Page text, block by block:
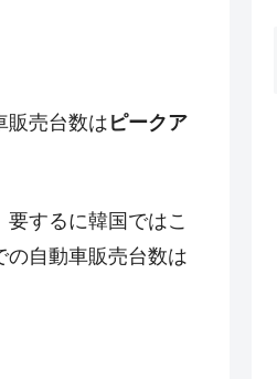
年同期比13.4倍に。
レイカーの二段コンボ
販売台数は ピークア
するに韓国ではこ
の自動車販売台数は